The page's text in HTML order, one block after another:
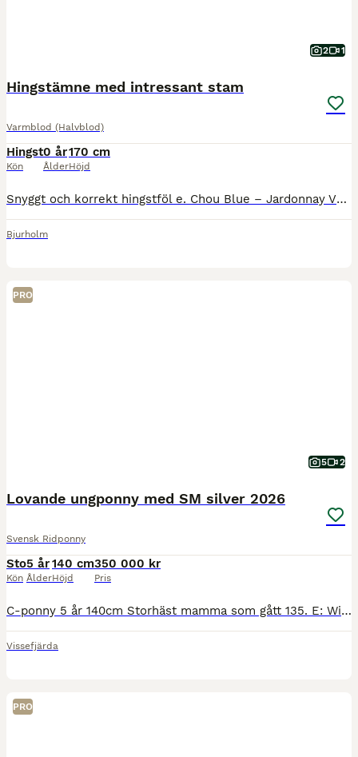
2 1
Hingstämne med intressant stam
Varmblod (Halvblod)
Hingst
Kön
0 år
Ålder
170 cm
Höjd
Snyggt och korrekt hingstföl e. Chou Blue – Jardonnay VDL – Diamant de Semilly. Modern Janubertha VG Z kommer ur en prestationsstark stostam. Växer upp i flock med jämnåriga. Regelbundet verkad. Vacc
Bjurholm
PRO
5 2
Lovande ungponny med SM silver 2026
Svensk Ridponny
Sto
Kön
5 år
Ålder
140 cm
Höjd
350 000 kr
Pris
C-ponny 5 år 140cm Storhäst mamma som gått 135. E: Winningmood van de Arenberg och Pappa B-ponny Welsh Rhesfair Llwynog som gått med bra resultat i både hoppning och fälttävlan. Alla syskon i sporten
Vissefjärda
PRO